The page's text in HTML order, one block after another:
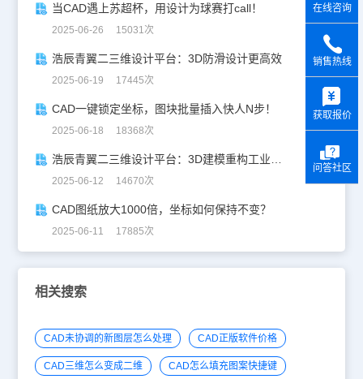
当CAD遇上苏超杯，用设计为球赛打call！
2025-06-26 15031次
浩辰青翼二三维设计平台：3D防滑设计更高效
2025-06-19 17445次
CAD一键锁定坐标，图块批量插入快人N步！
2025-06-18 18368次
2025-06-12 14670次
CAD图纸放大1000倍，坐标如何保持不变？
2025-06-11 17885次
相关搜索
CAD未协调的新图层怎么处理 CAD正版软件价格
CAD三维怎么变成二维 CAD怎么填充图案快捷键
在线咨询
销售热线
获取报价
问答社区